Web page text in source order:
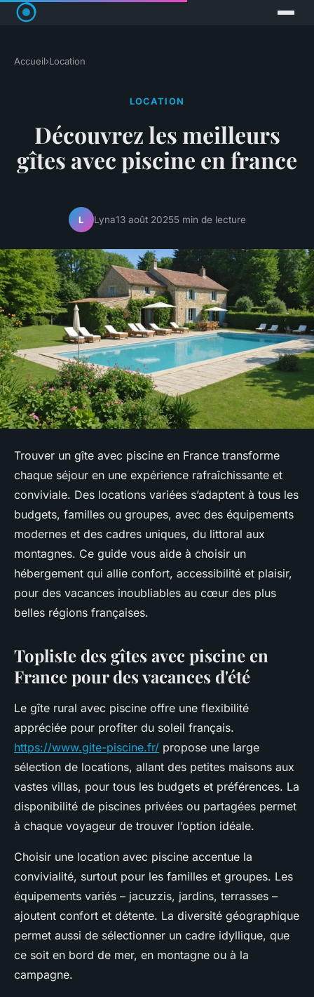
Accueil›Location
LOCATION
Découvrez les meilleurs
gîtes avec piscine en france
L Lyna13 août 20255 min de lecture
Trouver un gîte avec piscine en France transforme
chaque séjour en une expérience rafraîchissante et
conviviale. Des locations variées s’adaptent à tous les
budgets, familles ou groupes, avec des équipements
modernes et des cadres uniques, du littoral aux
montagnes. Ce guide vous aide à choisir un
hébergement qui allie confort, accessibilité et plaisir,
pour des vacances inoubliables au cœur des plus
belles régions françaises.
Topliste des gîtes avec piscine en
France pour des vacances d'été
Le gîte rural avec piscine offre une flexibilité
appréciée pour profiter du soleil français.
https://www.gite-piscine.fr/ propose une large
sélection de locations, allant des petites maisons aux
vastes villas, pour tous les budgets et préférences. La
disponibilité de piscines privées ou partagées permet
à chaque voyageur de trouver l’option idéale.
Choisir une location avec piscine accentue la
convivialité, surtout pour les familles et groupes. Les
équipements variés – jacuzzis, jardins, terrasses –
ajoutent confort et détente. La diversité géographique
permet aussi de sélectionner un cadre idyllique, que
ce soit en bord de mer, en montagne ou à la
campagne.